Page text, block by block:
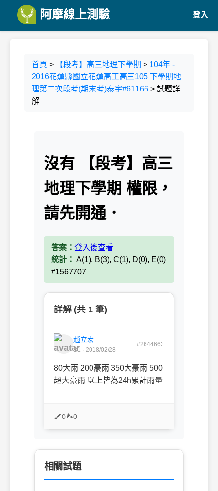
阿摩線上測驗 登入
首頁 > 【段考】高三地理下學期 > 104年 -
2016花蓮縣國立花蓮高工高三105 下學期地
理第二次段考(期末考)泰宇#61166 > 試題詳
解
沒有 【段考】高三
地理下學期 權限，
請先開通．
答案： 登入後查看
統計： A(1), B(3), C(1), D(0), E(0)
#1567707
詳解 (共 1 筆)
趙立宏
B1 · 2018/02/28
#2644663
80大雨 200豪雨 350大豪雨 500
超大豪雨 以上皆為24h累計雨量
0 0
相關試題